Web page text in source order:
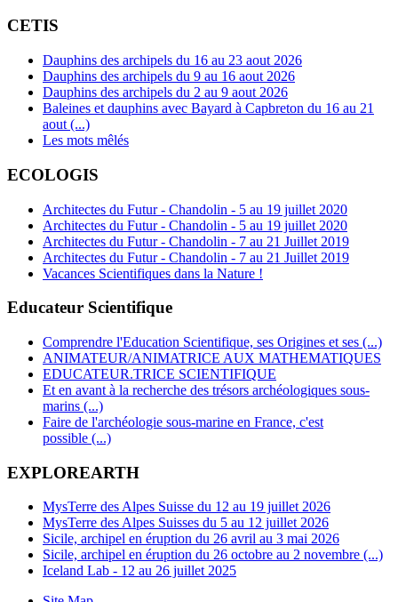
CETIS
Dauphins des archipels du 16 au 23 aout 2026
Dauphins des archipels du 9 au 16 aout 2026
Dauphins des archipels du 2 au 9 aout 2026
Baleines et dauphins avec Bayard à Capbreton du 16 au 21
aout (...)
Les mots mêlés
ECOLOGIS
Architectes du Futur - Chandolin - 5 au 19 juillet 2020
Architectes du Futur - Chandolin - 5 au 19 juillet 2020
Architectes du Futur - Chandolin - 7 au 21 Juillet 2019
Architectes du Futur - Chandolin - 7 au 21 Juillet 2019
Vacances Scientifiques dans la Nature !
Educateur Scientifique
Comprendre l'Education Scientifique, ses Origines et ses (...)
ANIMATEUR/ANIMATRICE AUX MATHEMATIQUES
EDUCATEUR.TRICE SCIENTIFIQUE
Et en avant à la recherche des trésors archéologiques sous-
marins (...)
Faire de l'archéologie sous-marine en France, c'est
possible (...)
EXPLOREARTH
MysTerre des Alpes Suisse du 12 au 19 juillet 2026
MysTerre des Alpes Suisses du 5 au 12 juillet 2026
Sicile, archipel en éruption du 26 avril au 3 mai 2026
Sicile, archipel en éruption du 26 octobre au 2 novembre (...)
Iceland Lab - 12 au 26 juillet 2025